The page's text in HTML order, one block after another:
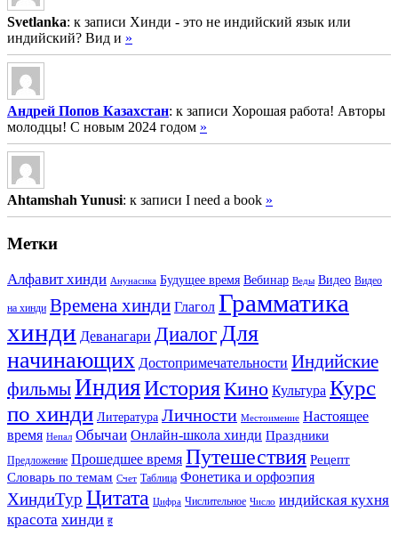
Svetlanka: к записи Хинди - это не индийский язык или
индийский? Вид и »
Андрей Попов Казахстан: к записи Хорошая работа! Авторы
молодцы! С новым 2024 годом »
Ahtamshah Yunusi: к записи I need a book »
Метки
Алфавит хинди Анунасика Будущее время Вебинар Веды Видео Видео
на хинди Времена хинди Глагол Грамматика
хинди Деванагари Диалог Для
начинающих Достопримечательности Индийские
фильмыИндияИсторияКино Культура Курс
по хинди Литература Личности Местоимение Настоящее
время Непал Обычаи Онлайн-школа хинди Праздники
Предложение Прошедшее время Путешествия Рецепт
Словарь по темам Счет Таблица Фонетика и орфоэпия
ХиндиТур Цитата Цифра Числительное Число индийская кухня
красота хинди ह